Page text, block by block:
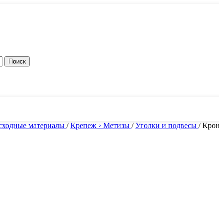
Поиск
питания
материалы / Крепеж ◦ Метизы / Уголки и подвесы /